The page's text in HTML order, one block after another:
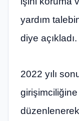
yardım
diye açıkladı.
2022 yılı